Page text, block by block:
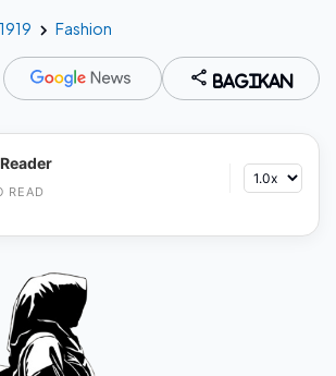
Fashion
Bagikan
READ